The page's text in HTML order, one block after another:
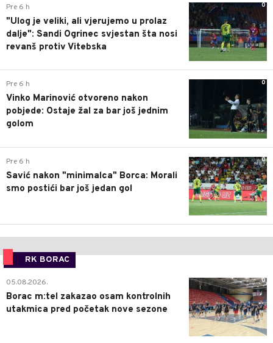
0
Pre 6 h
"Ulog je veliki, ali vjerujemo u prolaz
dalje": Sandi Ogrinec svjestan šta nosi
revanš protiv Vitebska
0
Pre 6 h
Vinko Marinović otvoreno nakon
pobjede: Ostaje žal za bar još jednim
golom
0
Pre 6 h
Savić nakon "minimalca" Borca: Morali
smo postići bar još jedan gol
RK BORAC
0
05.08.2026.
Borac m:tel zakazao osam kontrolnih
utakmica pred početak nove sezone